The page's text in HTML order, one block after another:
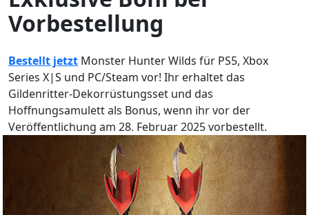
Vorbestellung
Bestellt jetzt Monster Hunter Wilds für PS5, Xbox
Series X|S und PC/Steam vor! Ihr erhaltet das
Gildenritter-Dekorrüstungsset und das
Hoffnungsamulett als Bonus, wenn ihr vor der
Veröffentlichung am 28. Februar 2025 vorbestellt.